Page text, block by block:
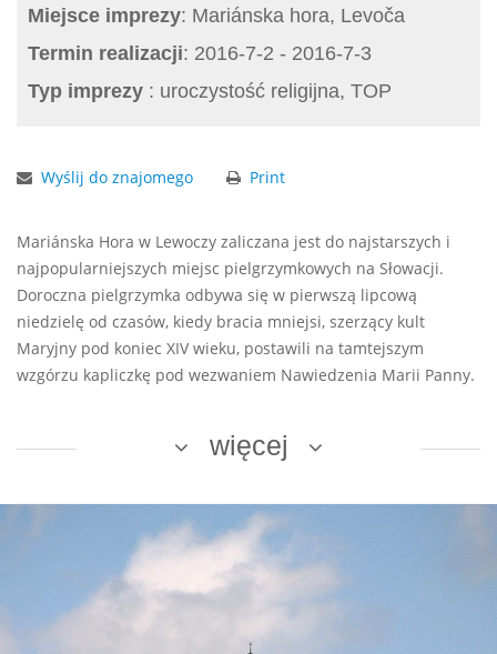
Miejsce imprezy: Mariánska hora, Levoča
Termin realizacji: 2016-7-2 - 2016-7-3
Typ imprezy : uroczystość religijna, TOP
Wyślij do znajomego Print
Mariánska Hora w Lewoczy zaliczana jest do najstarszych i
najpopularniejszych miejsc pielgrzymkowych na Słowacji.
Doroczna pielgrzymka odbywa się w pierwszą lipcową
niedzielę od czasów, kiedy bracia mniejsi, szerzący kult
Maryjny pod koniec XIV wieku, postawili na tamtejszym
wzgórzu kapliczkę pod wezwaniem Nawiedzenia Marii Panny.
więcej